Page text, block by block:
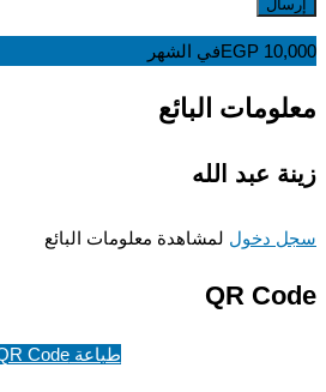
EGP في الشهر
البائع
عبد الله
دخوللمشاهدة معلومات البائع
QR
طباعة QR Code